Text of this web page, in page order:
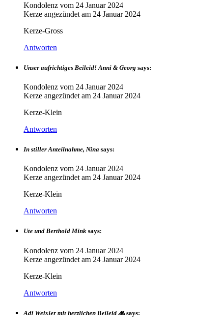
Kondolenz vom 24 Januar 2024
Kerze angezündet am 24 Januar 2024
Kerze-Gross
Antworten
Unser aufrichtiges Beileid! Anni & Georg says:
Kondolenz vom 24 Januar 2024
Kerze angezündet am 24 Januar 2024
Kerze-Klein
Antworten
In stiller Anteilnahme, Nina says:
Kondolenz vom 24 Januar 2024
Kerze angezündet am 24 Januar 2024
Kerze-Klein
Antworten
Ute und Berthold Mink says:
Kondolenz vom 24 Januar 2024
Kerze angezündet am 24 Januar 2024
Kerze-Klein
Antworten
Adi Weixler mit herzlichen Beileid 🙏 says: